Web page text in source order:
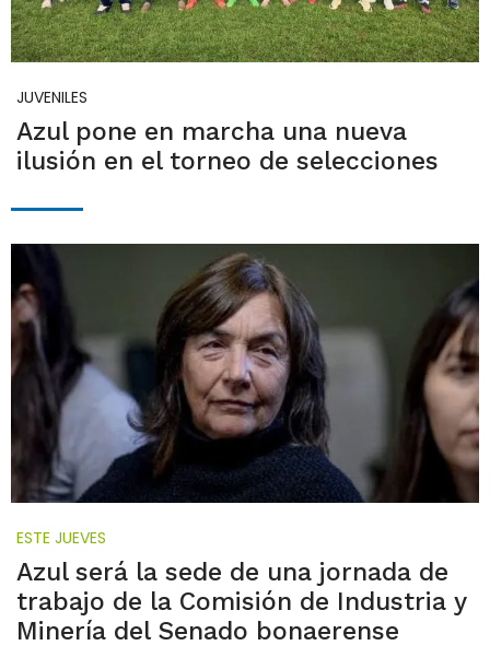
JUVENILES
Azul pone en marcha una nueva
ilusión en el torneo de selecciones
ESTE JUEVES
Azul será la sede de una jornada de
trabajo de la Comisión de Industria y
Minería del Senado bonaerense